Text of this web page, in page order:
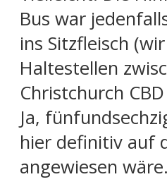
Bus war
ins Sitzfleisch
Haltestellen
Christchurch
Ja,
hier definitiv auf
angewiesen wäre.